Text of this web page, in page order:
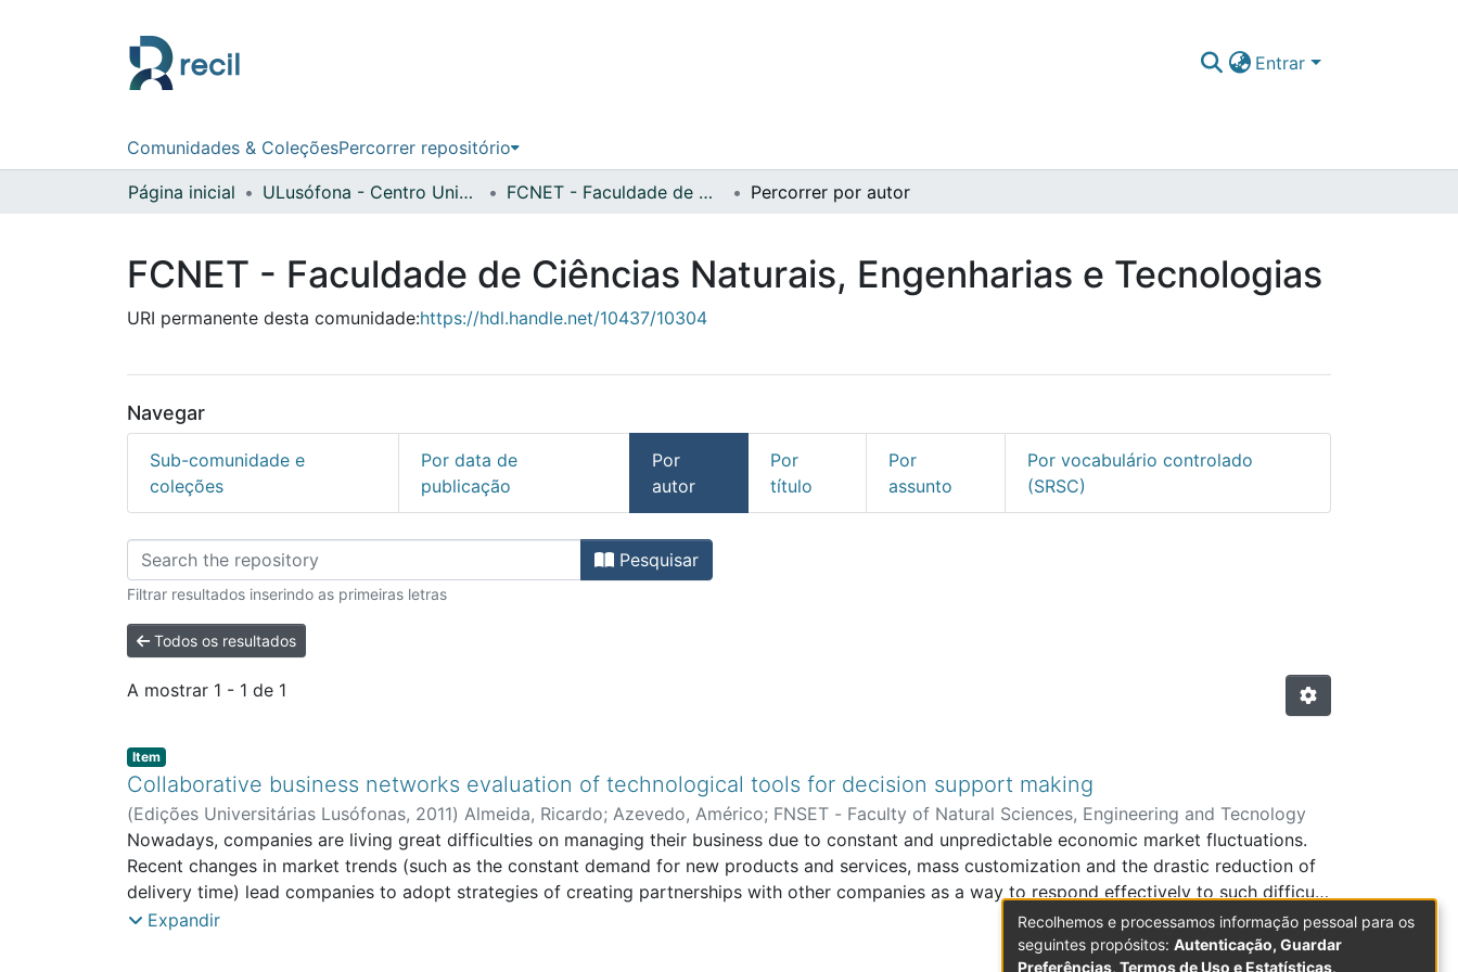
Entrar
Comunidades & ColeçõesPercorrer repositório
Página inicial ULusófona - Centro Universitário do Porto FCNET - Faculdade de Ciências Naturais, Engenharias e Tecnologias Percorrer por autor
FCNET - Faculdade de Ciências Naturais, Engenharias e Tecnologias
URI permanente desta comunidade:https://hdl.handle.net/10437/10304
Navegar
Sub-comunidade e
coleções
Por data de
publicação
Por
autor
Por
título
Por
assunto
Por vocabulário controlado
(SRSC)
Percorrer FCNET - Faculdade de Ciências Naturais, Engenharias e
Pesquisar
Filtrar resultados inserindo as primeiras letras
Todos os resultados
A mostrar 1 - 1 de 1
Item type:
Item,
Collaborative business networks evaluation of technological tools for decision support making
(Edições Universitárias Lusófonas, 2011) Almeida, Ricardo; Azevedo, Américo; FNSET - Faculty of Natural Sciences, Engineering and Tecnology
Nowadays, companies are living great difficulties on managing their business due to constant and unpredictable economic market fluctuations.
Recent changes in market trends (such as the constant demand for new products and services, mass customization and the drastic reduction of
delivery time) lead companies to adopt strategies of creating partnerships with other companies as a way to respond effectively to such difficult
economical times. Collaborative Networks’ concept born by the consequence of companies could no longer consider their internal business
processes’ management as sufficient and tend to seek for a collaborative approach with other partners for their critical processes. Information
Expandir
Recolhemos e processamos informação pessoal para os
seguintes propósitos: Autenticação, Guardar
Preferências, Termos de Uso e Estatísticas.